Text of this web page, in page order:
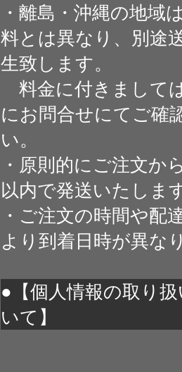
・離島・沖縄の地域
料とは異なり、別途
生致します。
料金に付きまして
にお問合せにてご確
い。
・原則的にご注文か
以内で発送いたしま
・ご注文の時間や配
より到着日時が異な
●【個人情報の取り
いて】